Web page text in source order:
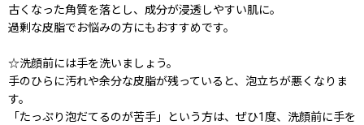
古くなった角質を落とし、成分が浸透しやすい肌に。
過剰な皮脂でお悩みの方にもおすすめです。
☆洗顔前には手を洗いましょう。
手のひらに汚れや余分な皮脂が残っていると、泡立ちが悪くなりま
す。
「たっぷり泡だてるのが苦手」という方は、ぜひ1度、洗顔前に手を